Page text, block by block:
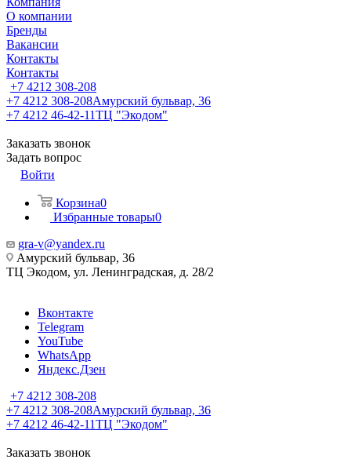
О компании
Бренды
Вакансии
Контакты
Контакты
+7 4212 308-208
+7 4212 308-208Амурский бульвар, 36
+7 4212 46-42-11ТЦ "Экодом"
Заказать звонок
Задать вопрос
Войти
Корзина0
Избранные товары0
gra-v@yandex.ru
Амурский бульвар, 36
ТЦ Экодом, ул. Ленинградская, д. 28/2
Вконтакте
Telegram
YouTube
WhatsApp
Яндекс.Дзен
+7 4212 308-208
+7 4212 308-208Амурский бульвар, 36
+7 4212 46-42-11ТЦ "Экодом"
Заказать звонок